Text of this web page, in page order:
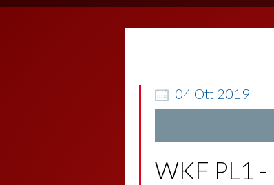
04 Ott 2019
WKF PL1 -